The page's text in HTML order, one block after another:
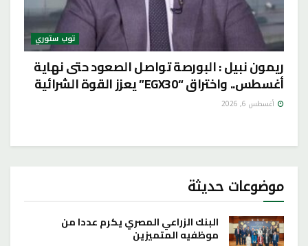
توب ستوري
ريمون نبيل : البورصة تواصل الصعود حتى نهاية
أغسطس.. واختراق “EGX30” يعزز القوة الشرائية
أغسطس 6, 2026
موضوعات حديثة
البنك الزراعي المصري يكرم عددا من
موظفيه المتميزين